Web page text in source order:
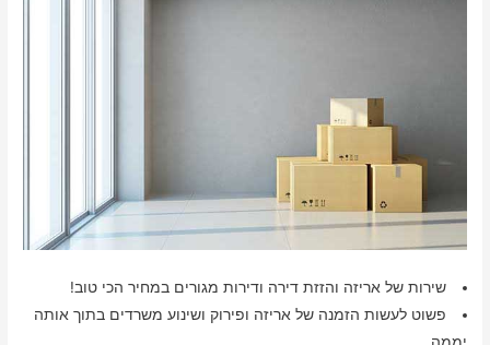
שירות של אריזה והזזת דירה ודירות מגורים במחיר הכי טוב!
פשוט לעשות הזמנה של אריזה ופירוק ושינוע משרדים בתוך אותה